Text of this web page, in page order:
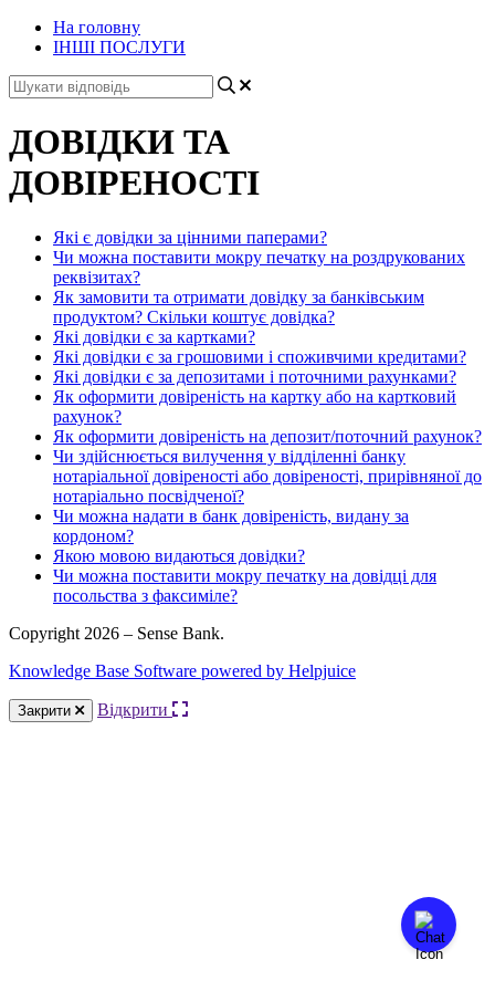
На головну
ІНШІ ПОСЛУГИ
ДОВІДКИ ТА
ДОВІРЕНОСТІ
Які є довідки за цінними паперами?
Чи можна поставити мокру печатку на роздрукованих
реквізитах?
Як замовити та отримати довідку за банківським
продуктом? Скільки коштує довідка?
Які довідки є за картками?
Які довідки є за грошовими і споживчими кредитами?
Які довідки є за депозитами і поточними рахунками?
Як оформити довіреність на картку або на картковий
рахунок?
Як оформити довіреність на депозит/поточний рахунок?
Чи здійснюється вилучення у відділенні банку
нотаріальної довіреності або довіреності, прирівняної до
нотаріально посвідченої?
Чи можна надати в банк довіреність, видану за
кордоном?
Якою мовою видаються довідки?
Чи можна поставити мокру печатку на довідці для
посольства з факсиміле?
Copyright 2026 – Sense Bank.
Knowledge Base Software powered by Helpjuice
Закрити Відкрити